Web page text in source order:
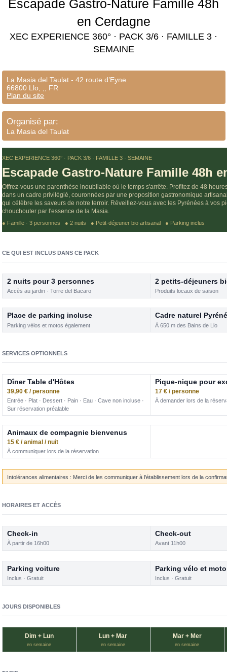
Escapade Gastro-Nature Famille 48h
en Cerdagne
XEC EXPERIENCE 360° · PACK 3/6 · FAMILLE 3 ·
SEMAINE
La Masia del Taulat - 42 route d’Eyne
66800 Llo, ,, FR
Plan du site
Organisé par:
La Masia del Taulat
XEC EXPERIENCE 360° · PACK 3/6 · FAMILLE 3 · SEMAINE
Escapade Gastro-Nature Famille 48h
Offrez-vous une parenthèse inoubliable où le temps s'arrête. Profitez de 48
dans un cadre privilégié, couronnées par une proposition gastronomique
qui célèbre les saveurs de notre terroir. Réveillez-vous avec les Pyrénées à vos
chouchouter par l'essence de la Masia.
● Famille · 3 personnes ● 2 nuits ● Petit-déjeuner bio artisanal ● Parking inclus
CE QUI EST INCLUS DANS CE PACK
2 nuits pour 3 personnes
Accès au jardin · Torre del Bacaro
2 petits-déjeuners
Produits locaux de saison
Place de parking incluse
Parking vélos et motos également
Cadre naturel
À 650 m des Bains de Llo
SERVICES OPTIONNELS
Dîner Table d'Hôtes
39,90 € / personne
Entrée · Plat · Dessert · Pain · Eau · Cave non incluse ·
Sur réservation préalable
Pique-nique pour
17 € / personne
À demander lors de la
Animaux de compagnie bienvenus
15 € / animal / nuit
À communiquer lors de la réservation
Intolérances alimentaires : Merci de les communiquer à l'établissement lors de la
HORAIRES ET ACCÈS
Check-in
À partir de 16h00
Check-out
Avant 11h00
Parking voiture
Inclus · Gratuit
Parking vélo et moto
Inclus · Gratuit
JOURS DISPONIBLES
Dim + Lun
en semaine
Lun + Mar
en semaine
Mar + Mer
en semaine